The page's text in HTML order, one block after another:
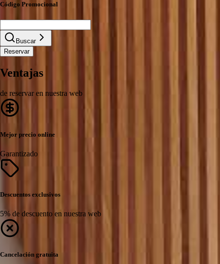
Código Promocional
Buscar
Reservar
Ventajas
de reservar en nuestra web
Mejor precio online
Garantizado
Descuentos exclusivos
5% de descuento en nuestra web
Cancelación gratuita